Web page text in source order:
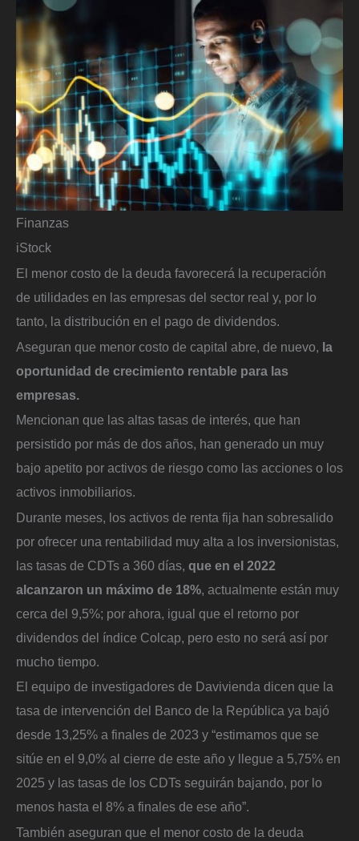
Finanzas
iStock
El menor costo de la deuda favorecerá la recuperación
de utilidades en las empresas del sector real y, por lo
tanto, la distribución en el pago de dividendos.
Aseguran que menor costo de capital abre, de nuevo, la
oportunidad de crecimiento rentable para las
empresas.
Mencionan que las altas tasas de interés, que han
persistido por más de dos años, han generado un muy
bajo apetito por activos de riesgo como las acciones o los
activos inmobiliarios.
Durante meses, los activos de renta fija han sobresalido
por ofrecer una rentabilidad muy alta a los inversionistas,
las tasas de CDTs a 360 días, que en el 2022
alcanzaron un máximo de 18%, actualmente están muy
cerca del 9,5%; por ahora, igual que el retorno por
dividendos del índice Colcap, pero esto no será así por
mucho tiempo.
El equipo de investigadores de Davivienda dicen que la
tasa de intervención del Banco de la República ya bajó
desde 13,25% a finales de 2023 y “estimamos que se
sitúe en el 9,0% al cierre de este año y llegue a 5,75% en
2025 y las tasas de los CDTs seguirán bajando, por lo
menos hasta el 8% a finales de ese año”.
También aseguran que el menor costo de la deuda